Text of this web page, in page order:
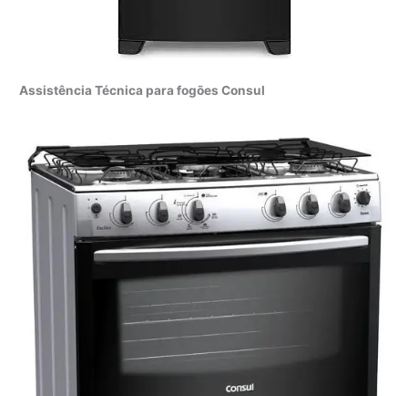
Assistência Técnica para fogões Consul